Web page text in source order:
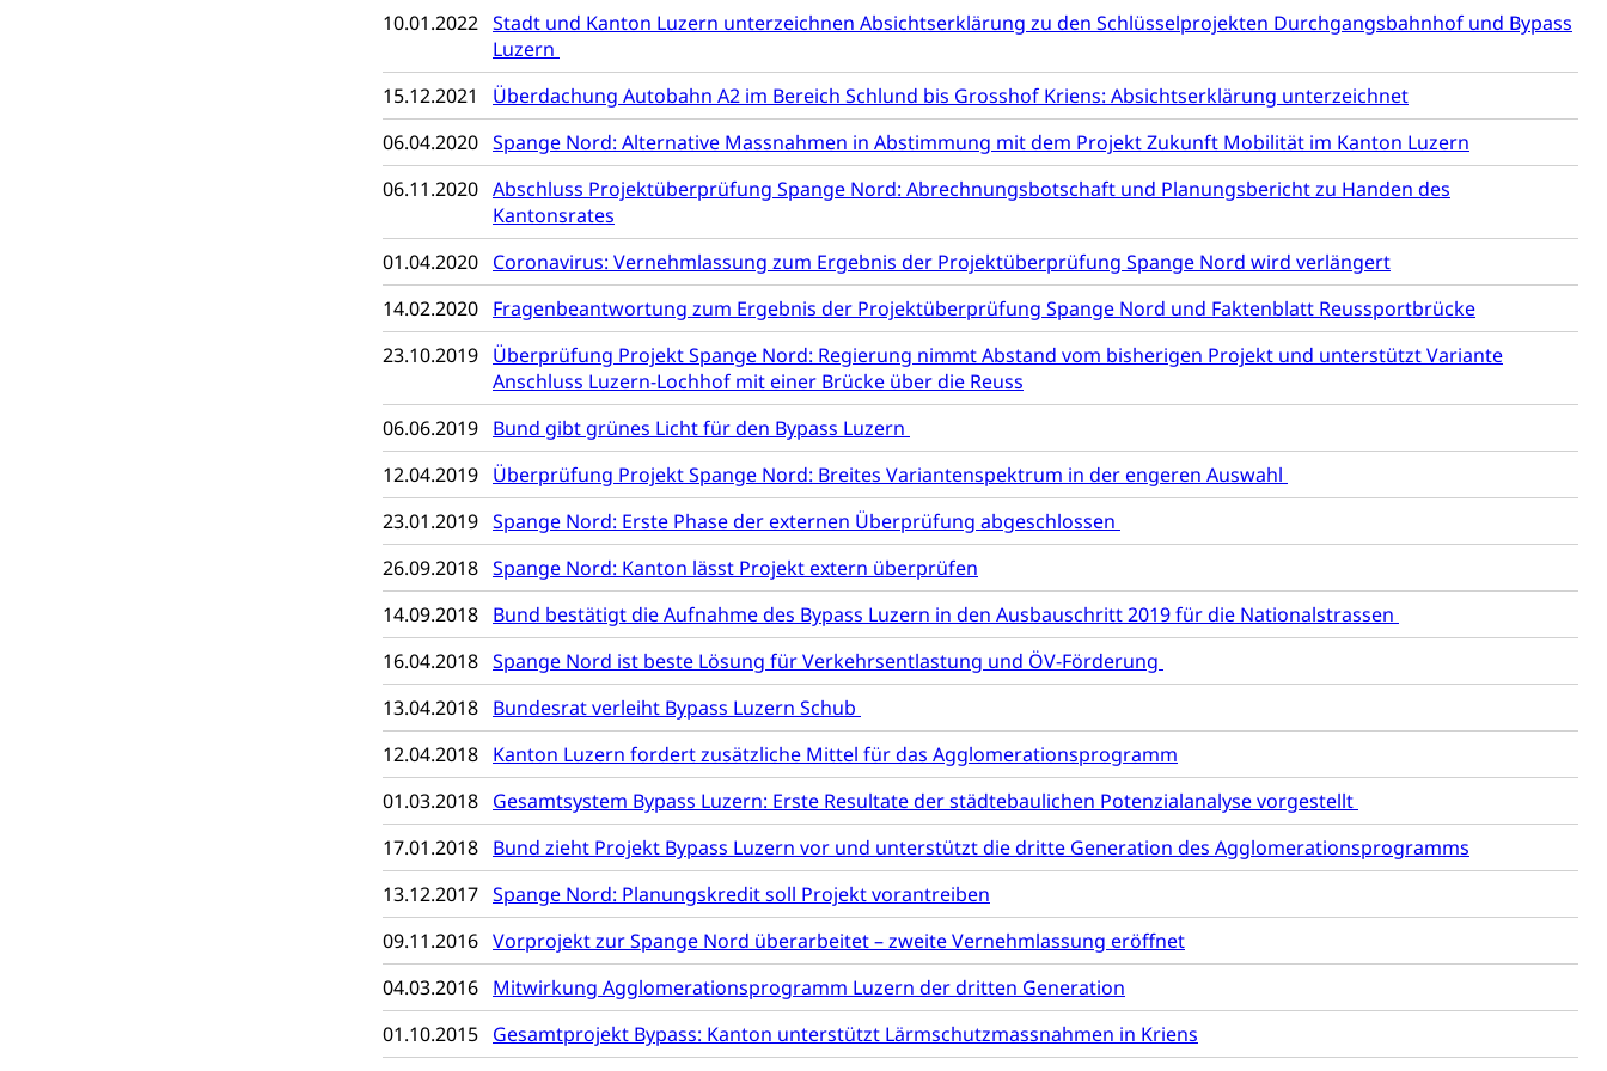
10.01.2022 Stadt und Kanton Luzern unterzeichnen Absichtserklärung zu den Schlüsselprojekten Durchgangsbahnhof und Bypass
Luzern
15.12.2021
Überdachung Autobahn A2 im Bereich Schlund bis Grosshof Kriens: Absichtserklärung unterzeichnet
06.04.2020 Spange Nord: Alternative Massnahmen in Abstimmung mit dem Projekt Zukunft Mobilität im Kanton Luzern
06.11.2020 Abschluss Projektüberprüfung Spange Nord: Abrechnungsbotschaft und Planungsbericht zu Handen des
Kantonsrates
01.04.2020 Coronavirus: Vernehmlassung zum Ergebnis der Projektüberprüfung Spange Nord wird verlängert
14.02.2020 Fragenbeantwortung zum Ergebnis der Projektüberprüfung Spange Nord und Faktenblatt Reussportbrücke
23.10.2019 Überprüfung Projekt Spange Nord: Regierung nimmt Abstand vom bisherigen Projekt und unterstützt Variante
Anschluss Luzern-Lochhof mit einer Brücke über die Reuss
06.06.2019 Bund gibt grünes Licht für den Bypass Luzern
12.04.2019 Überprüfung Projekt Spange Nord: Breites Variantenspektrum in der engeren Auswahl
23.01.2019 Spange Nord: Erste Phase der externen Überprüfung abgeschlossen
26.09.2018 Spange Nord: Kanton lässt Projekt extern überprüfen
14.09.2018 Bund bestätigt die Aufnahme des Bypass Luzern in den Ausbauschritt 2019 für die Nationalstrassen
16.04.2018 Spange Nord ist beste Lösung für Verkehrsentlastung und ÖV-Förderung
13.04.2018 Bundesrat verleiht Bypass Luzern Schub
12.04.2018 Kanton Luzern fordert zusätzliche Mittel für das Agglomerationsprogramm
01.03.2018 Gesamtsystem Bypass Luzern: Erste Resultate der städtebaulichen Potenzialanalyse vorgestellt
17.01.2018 Bund zieht Projekt Bypass Luzern vor und unterstützt die dritte Generation des Agglomerationsprogramms
13.12.2017 Spange Nord: Planungskredit soll Projekt vorantreiben
09.11.2016 Vorprojekt zur Spange Nord überarbeitet – zweite Vernehmlassung eröffnet
04.03.2016 Mitwirkung Agglomerationsprogramm Luzern der dritten Generation
01.10.2015 Gesamtprojekt Bypass: Kanton unterstützt Lärmschutzmassnahmen in Kriens
Konsumentenschutz
Konsumentenrechte, Produktsicherheit, Preisüberwachung, Preisüberwacher, Konsumentenorganisation, parallele Einfuhr, regionale
Erschöpfung, nationale Erschöpfung, internationale Erschöpfung, Preisabsprache, Kartell, Cassis-deDijon-Prinzip
Lebensmittelkontrolle und Verbraucherschutz
Krankenversicherung
Unfallversicherung, Berufsunfallversicherung, Krankheit, Unfall, Prämienverbilligung, Krankenkasse
Krankenversicherung (WAS Luzern)
Prämienverbilligung (WAS Luzern)
Obligatorische Krankenversicherung (WAS Luzern)
Kranken- und Unfallversicherung
Lebensmittelsicherheit
sichere Lebensmittel, Lebensmittelkontrolle, Lebensmittelhygiene, Produktesicherheit
Trinkwasser Lebensmittel
Prävention
Gesundheitsvorsorge, Wellness, Unfallverhütung, Suchtprävention, Alkoholprävention, Tabakprävention, Primärprävention,
Sekundärprävention, Tertiärprävention
Darmkrebsvorsorge Kantonales Tabakpräventionsprogramm Gesundheitsförderung
Prävention (Polizei)
Suchtprävention
Gesundheitsversorgung
Soziale Sicherheit
Sozialversicherungen, Sozialpolitik, Arbeitslosenversicherung, Mutterschaftsversicherung, Krankenversicherung, Unfallversicherung,
Invalidenversicherung, Sozialhilfe
Kranken- und Unfallversicherung (gruezi.lu.ch) Krankenversicherung (WAS Luzern)
Soziales und Gesellschaft (Dienststelle)
Opferhilfe
Arbeitslosenversicherung (WAS Luzern)
Invalidenversicherung (WAS Luzern)
Soziale Sicherheit
Sucht und Drogen
Drogenabhängigkeit, Drogensucht, Medikamentenabhängigkeit, Arzneimittelabhängigkeit, Suchtkrankheit, Drogenabhängige,
Drogensüchtige, Betäubungsmittel, Suchtmittel, Psychopharmaka
Fachstelle Sucht Region Luzern Drogen (Polizei) Sucht
Gesundheitsversorgung
Gesundheitsversorgung, Spital, Pflegeinitiative, Ambulant vor stationär, AVOS, Patientendossier
Gesundheitsversorgung
AHV / IV
Altersrente, Invalidenrente, Witwenrente, Sozialversicherung, Vorsorgeeinrichtung, Pensionskasse, erste Säule, zweite Säule, dritte Säule,
Hilflosenentschädigung, Ergänzungsleistungen, Altersvorsorge, Todesfallversicherung
Hilfslosenentschädigung (WAS Luzern) AHV-Hinterlassenenrente (WAS Luzern)
Informationsstelle AHV/IV
Ergänzungsleistungen (EL) (WAS Luzern)
AHV-Altersrente (WAS Luzern)
IV-Leistungen (WAS Luzern)
Behinderung
Körperbehinderung, körperliche Behinderung, geistige Behinderung, psychische Behinderung, Erwerbsunfähigkeit, Behinderte
Inklusion im Sport
Menschen mit Behinderungen
Kultur und Medien